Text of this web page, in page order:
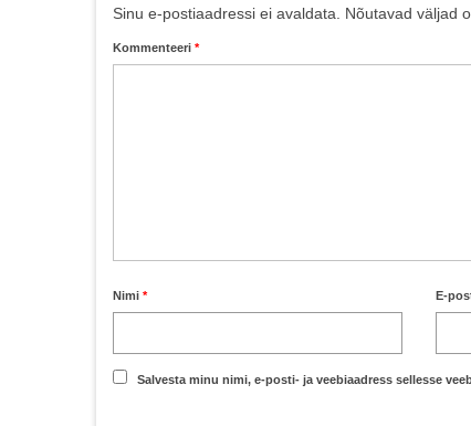
Sinu e-postiaadressi ei avaldata. Nõutavad väljad
Kommenteeri *
Nimi * E-
Salvesta minu nimi, e-posti- ja veebiaadress sellesse